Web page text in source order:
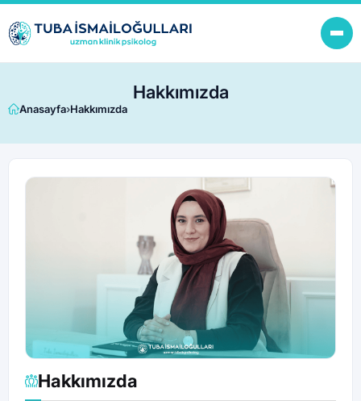
Hakkımızda
Anasayfa›Hakkımızda
Hakkımızda